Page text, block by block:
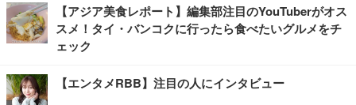
【アジア美食レポート】編集部注目のYouTuberがオス
スメ！タイ・バンコクに行ったら食べたいグルメをチ
ェック
【エンタメRBB】注目の人にインタビュー